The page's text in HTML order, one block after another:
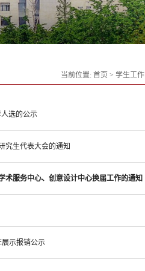
当前位置: 首页 > 学生工作
选的公示
究生代表大会的通知
术服务中心、创意设计中心换届工作的通知
展示报销公示